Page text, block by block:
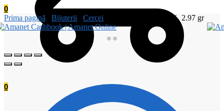
0
0
Prima pagină
Bijuterii Cercei Cercei Din Aur, 14 K, 2.97 gr